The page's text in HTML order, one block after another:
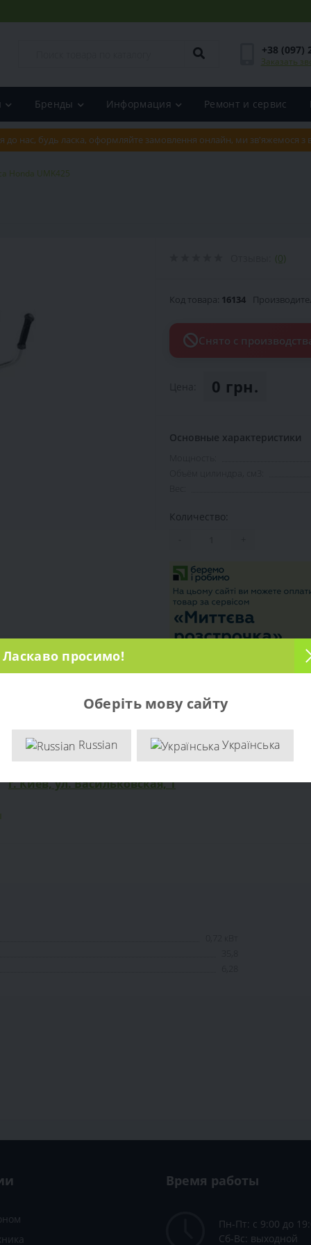
+38 (097)
Заказать
Бренды Информация Ремонт и сервис
до нас, будь ласка, оформляйте замовлення онлайн, ми зв'яжемося
Honda UMK425
(0)
Код товара: 16134
Снято с
0 грн.
Основные характеристики
Количество:
Опт и розница. Доставка по Украине. тел: +38
г. Киев, ул. Васильковская, 1
Время работы
Пн-Пт: с 9:00 до
Сб-Вс: выходной
Ласкаво просимо!
Оберіть мову сайту
Russian Українська